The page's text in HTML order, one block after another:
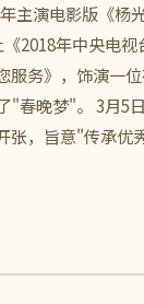
主演电影版《杨
2018年中央电
服务》，饰演一
"春晚梦"。 3月5
张，旨意"传承优